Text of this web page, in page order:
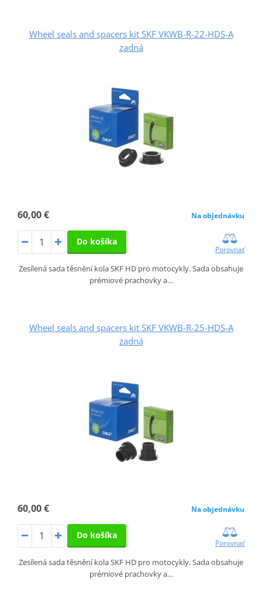
Wheel seals and spacers kit SKF VKWB-R-22-HDS-A
zadná
60,00 € Na objednávku
Do košíka
Porovnať
Zesílená sada těsnění kola SKF HD pro motocykly. Sada obsahuje
prémiové prachovky a…
Wheel seals and spacers kit SKF VKWB-R-25-HDS-A
zadná
60,00 € Na objednávku
Do košíka
Porovnať
Zesílená sada těsnění kola SKF HD pro motocykly. Sada obsahuje
prémiové prachovky a…